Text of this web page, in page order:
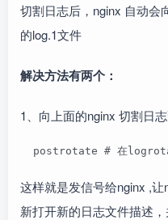
切割日志后，nginx 自动会
的log.1文件
解决方法有两个：
1、向上面的nginx 切割日
postrotate # 在
这样就是发信号给nginx ,
新打开新的日志文件描述